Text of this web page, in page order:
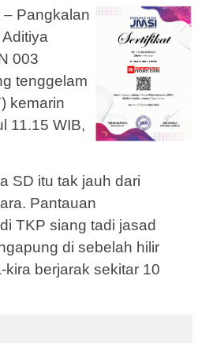
Pangkalan
003
tenggelam
kemarin
11.15 WIB,
SD itu tak jauh dari
Pantauan
TKP siang tadi jasad
di sebelah hilir
kira berjarak sekitar 10